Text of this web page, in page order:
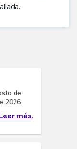
de
2026
Leer más.